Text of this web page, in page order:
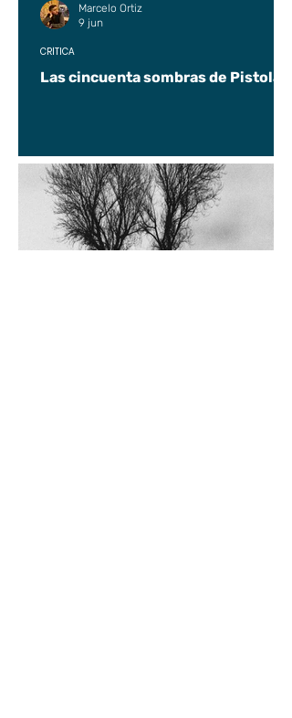
Las cincuenta sombras de Pistolas
CRÍTICA
Marcelo Ortiz
9 jun